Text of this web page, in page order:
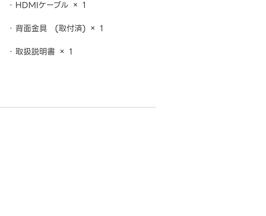
HDMIケーブル × 1
背面金具 (取付済) × 1
取扱説明書 × 1